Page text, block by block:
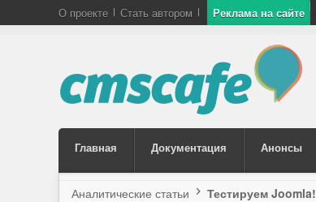
О проекте Стать автором Реклама на сайте
Главная Документация Анонсы
Аналитические статьи Тестируем Joomla!